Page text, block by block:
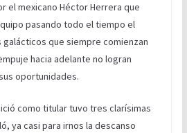
el mexicano Héctor Herrera que
pasando todo el tiempo el
galácticos que siempre comienzan
hacia adelante no logran
oportunidades.
como titular tuvo tres clarísimas
ya casi para irnos la descanso